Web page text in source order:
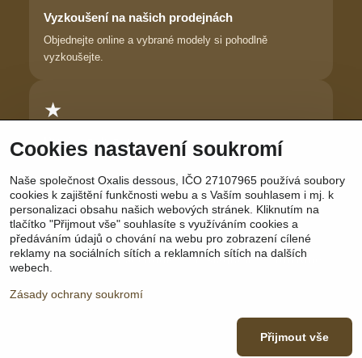
Vyzkoušení na našich prodejnách
Objednejte online a vybrané modely si pohodlně
vyzkoušejte.
★
Důvěra zákaznic
cítí krásně.
Sledujte nás: Facebook | Instagram | YouTube
Zásady ochrany soukromí
Cookies nastavení soukromí
Naše společnost Oxalis dessous, IČO 27107965 používá soubory
cookies k zajištění funkčnosti webu a s Vaším souhlasem i mj. k
personalizaci obsahu našich webových stránek. Kliknutím na
tlačítko "Přijmout vše" souhlasíte s využíváním cookies a
předáváním údajů o chování na webu pro zobrazení cílené
reklamy na sociálních sítích a reklamních sítích na dalších
webech.
Zásady ochrany soukromí
Přijmout vše